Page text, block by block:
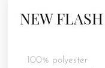
NEW
100% polyester